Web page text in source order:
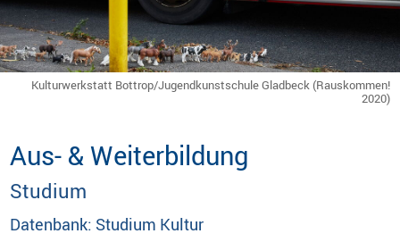
Kulturwerkstatt Bottrop/Jugendkunstschule Gladbeck (Rauskommen!
2020)
Aus- & Weiterbildung
Studium
Datenbank: Studium Kultur